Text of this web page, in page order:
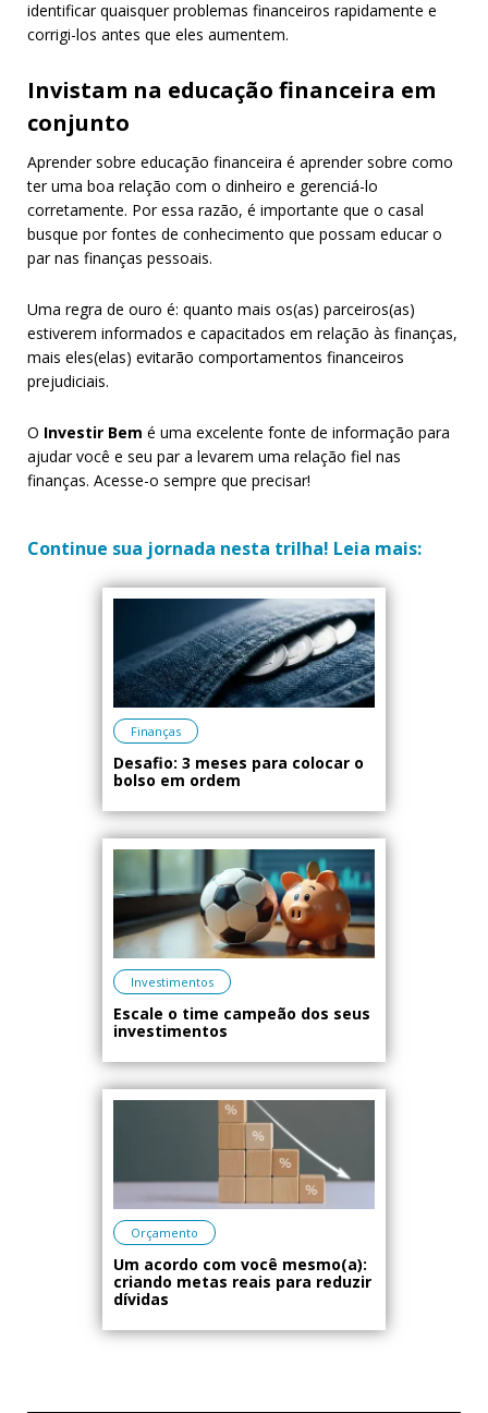
identificar quaisquer problemas financeiros rapidamente e
corrigi-los antes que eles aumentem.
Invistam na educação financeira em
conjunto
Aprender sobre educação financeira é aprender sobre como
ter uma boa relação com o dinheiro e gerenciá-lo
corretamente. Por essa razão, é importante que o casal
busque por fontes de conhecimento que possam educar o
par nas finanças pessoais.
Uma regra de ouro é: quanto mais os(as) parceiros(as)
estiverem informados e capacitados em relação às finanças,
mais eles(elas) evitarão comportamentos financeiros
prejudiciais.
O Investir Bem é uma excelente fonte de informação para
ajudar você e seu par a levarem uma relação fiel nas
finanças. Acesse-o sempre que precisar!
Continue sua jornada nesta trilha! Leia mais:
Finanças
Desafio: 3 meses para colocar o
bolso em ordem
Investimentos
Escale o time campeão dos seus
investimentos
Orçamento
Um acordo com você mesmo(a):
criando metas reais para reduzir
dívidas